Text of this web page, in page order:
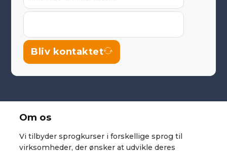
Bliv kontaktet
Om os
Vi tilbyder sprogkurser i forskellige sprog til
virksomheder, der ønsker at udvikle deres